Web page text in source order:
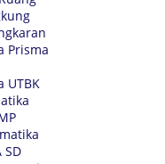
Prisma
UTBK
SD